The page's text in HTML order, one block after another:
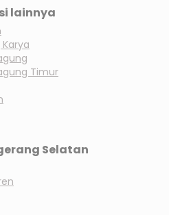
lainnya
Timur
Selatan